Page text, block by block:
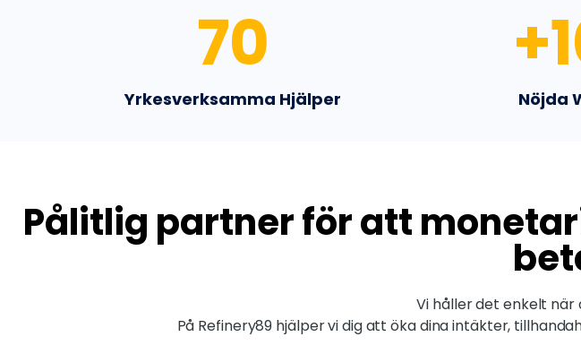
Yrkesverksamma Hjälper
70
Nöjda
+
Pålitlig partner för att
Vi håller det enkelt när
På Refinery89 hjälper vi dig att öka dina intäkter,